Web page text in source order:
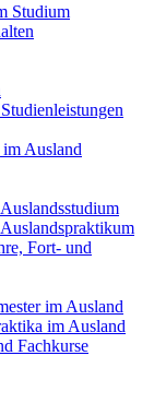
Studium
Ausland
Fort- und
im Ausland
im Ausland
Fachkurse